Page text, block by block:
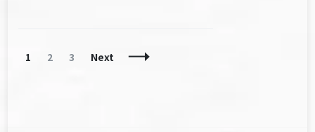
Posts
Page
1 Page
2 Page
3 Next